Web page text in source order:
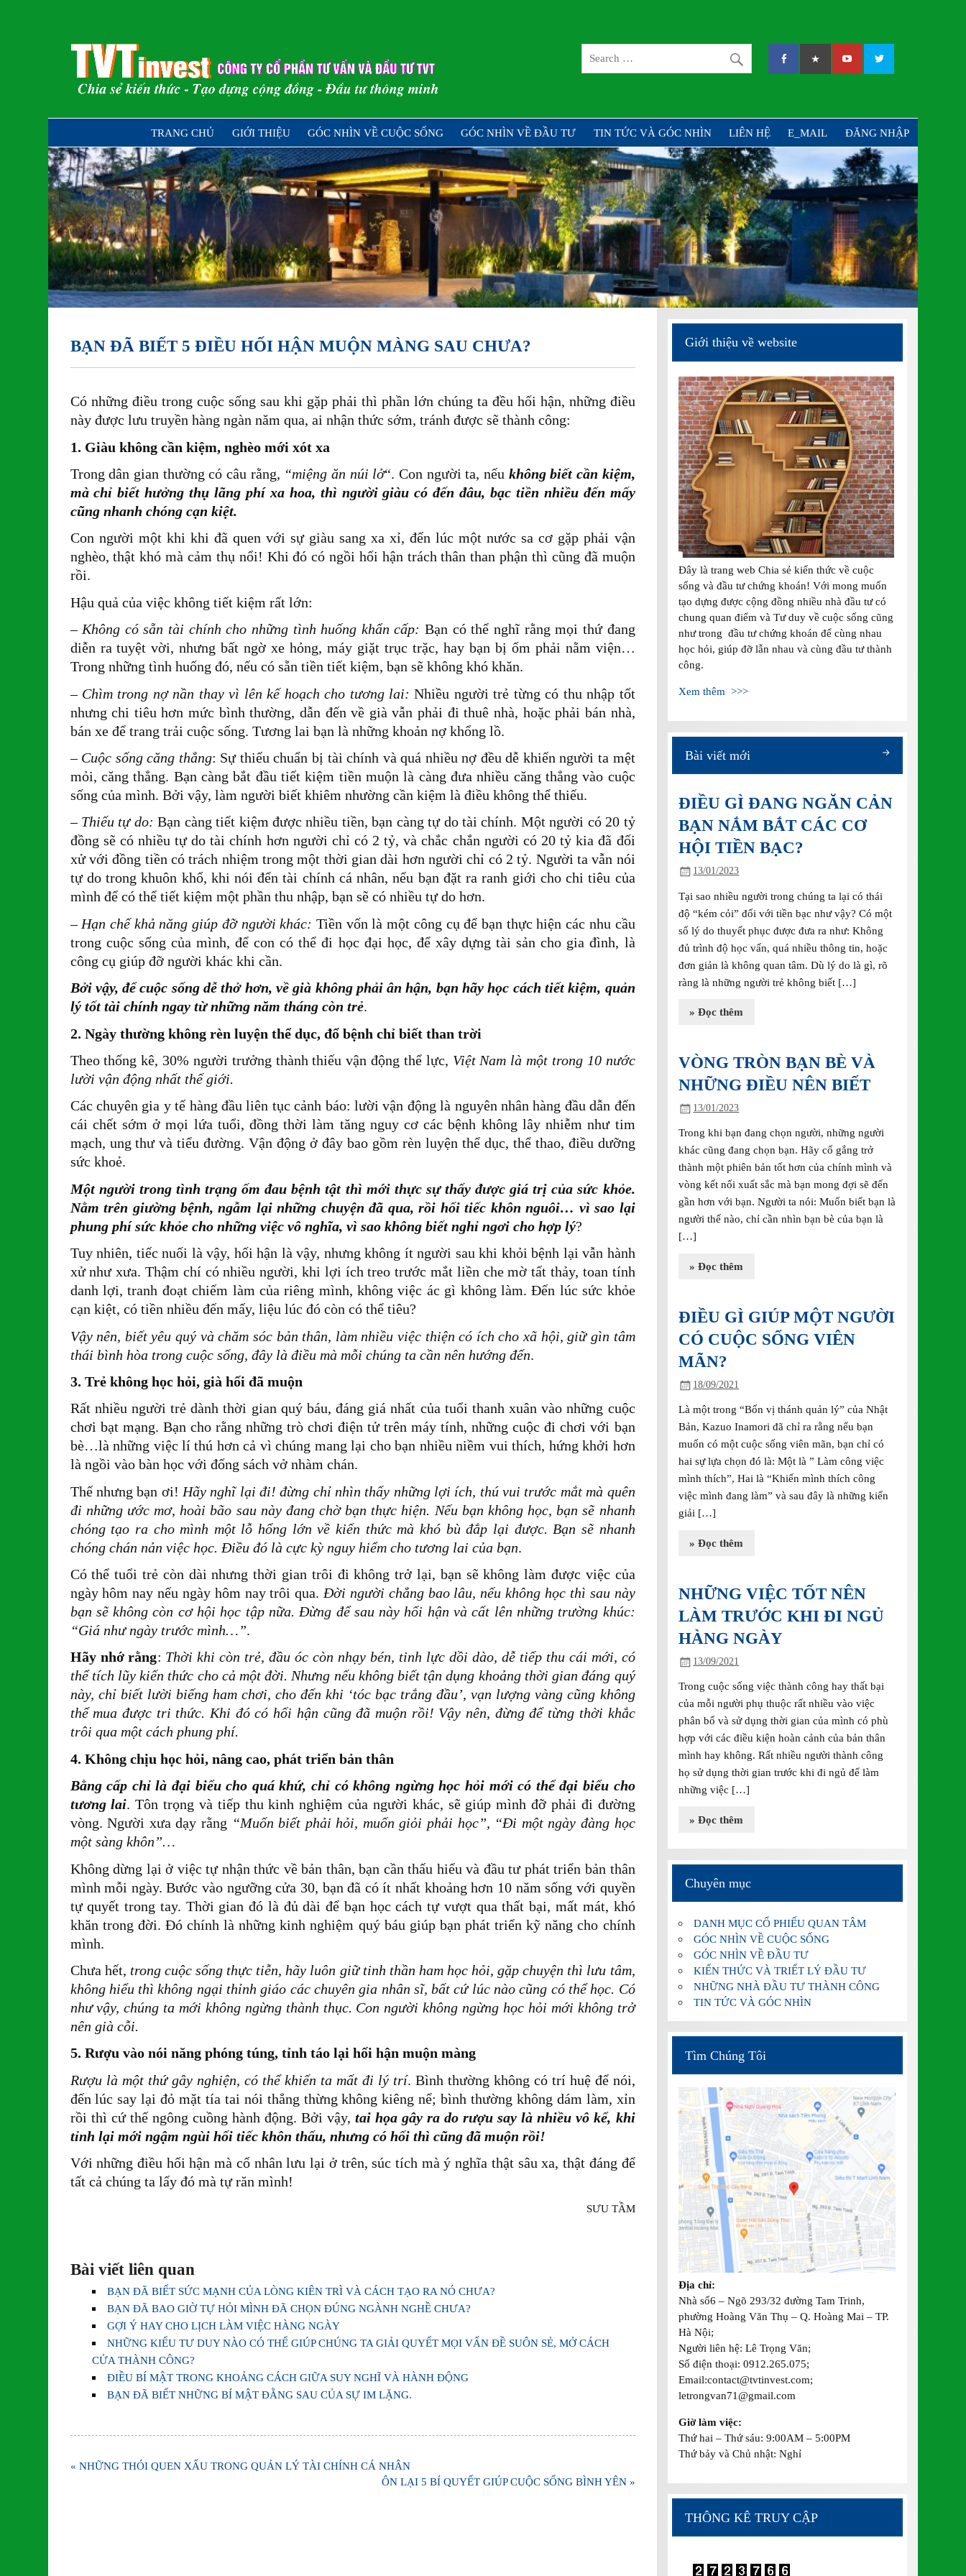
CÔNG TY CỔ PHẦN TƯ VẤN VÀ ĐẦU
TRANG CHỦ GIỚI THIỆU GÓC NHÌN VỀ CUỘC SỐNG GÓC NHÌN VỀ ĐẦU TƯ TIN TỨC VÀ GÓC NHÌN LIÊN HỆ E_MAIL ĐĂNG NHẬP
BẠN ĐÃ BIẾT 5 ĐIỀU HỐI HẬN MUỘN MÀNG SAU CHƯA?
Có những điều trong cuộc sống sau khi gặp phải thì phần lớn chúng ta đều hối hận, những điều
này được lưu truyền hàng ngàn năm qua, ai nhận thức sớm, tránh được sẽ thành công:
1. Giàu không cần kiệm, nghèo mới xót xa
Trong dân gian thường có câu rằng, “miệng ăn núi lở“. Con người ta, nếu không biết cần kiệm,
mà chỉ biết hưởng thụ lãng phí xa hoa, thì người giàu có đến đâu, bạc tiền nhiều đến mấy
cũng nhanh chóng cạn kiệt.
Con người một khi khi đã quen với sự giàu sang xa xỉ, đến lúc một nước sa cơ gặp phải vận
nghèo, thật khó mà cảm thụ nổi! Khi đó có ngồi hối hận trách thân than phận thì cũng đã muộn
rồi.
Hậu quả của việc không tiết kiệm rất lớn:
– Không có sẵn tài chính cho những tình huống khẩn cấp: Bạn có thể nghĩ rằng mọi thứ đang
diễn ra tuyệt vời, nhưng bất ngờ xe hỏng, máy giặt trục trặc, hay bạn bị ốm phải nằm viện…
Trong những tình huống đó, nếu có sẵn tiền tiết kiệm, bạn sẽ không khó khăn.
– Chìm trong nợ nần thay vì lên kế hoạch cho tương lai: Nhiều người trẻ từng có thu nhập tốt
nhưng chi tiêu hơn mức bình thường, dẫn đến về già vẫn phải đi thuê nhà, hoặc phải bán nhà,
bán xe để trang trải cuộc sống. Tương lai bạn là những khoản nợ khổng lồ.
– Cuộc sống căng thẳng: Sự thiếu chuẩn bị tài chính và quá nhiều nợ đều dễ khiến người ta mệt
mỏi, căng thẳng. Bạn càng bắt đầu tiết kiệm tiền muộn là càng đưa nhiều căng thẳng vào cuộc
sống của mình. Bởi vậy, làm người biết khiêm nhường cần kiệm là điều không thể thiếu.
– Thiếu tự do: Bạn càng tiết kiệm được nhiều tiền, bạn càng tự do tài chính. Một người có 20 tỷ
đồng sẽ có nhiều tự do tài chính hơn người chỉ có 2 tỷ, và chắc chắn người có 20 tỷ kia đã đối
xử với đồng tiền có trách nhiệm trong một thời gian dài hơn người chỉ có 2 tỷ. Người ta vẫn nói
tự do trong khuôn khổ, khi nói đến tài chính cá nhân, nếu bạn đặt ra ranh giới cho chi tiêu của
mình để có thể tiết kiệm một phần thu nhập, bạn sẽ có nhiều tự do hơn.
– Hạn chế khả năng giúp đỡ người khác: Tiền vốn là một công cụ để bạn thực hiện các nhu cầu
trong cuộc sống của mình, để con có thể đi học đại học, để xây dựng tài sản cho gia đình, là
công cụ giúp đỡ người khác khi cần.
Bởi vậy, để cuộc sống dễ thở hơn, về già không phải ân hận, bạn hãy học cách tiết kiệm, quản
lý tốt tài chính ngay từ những năm tháng còn trẻ.
2. Ngày thường không rèn luyện thể dục, đổ bệnh chỉ biết than trời
Theo thống kê, 30% người trưởng thành thiếu vận động thể lực, Việt Nam là một trong 10 nước
lười vận động nhất thế giới.
Các chuyên gia y tế hàng đầu liên tục cảnh báo: lười vận động là nguyên nhân hàng đầu dẫn đến
cái chết sớm ở mọi lứa tuổi, đồng thời làm tăng nguy cơ các bệnh không lây nhiễm như tim
mạch, ung thư và tiểu đường. Vận động ở đây bao gồm rèn luyện thể dục, thể thao, điều dưỡng
sức khoẻ.
Một người trong tình trạng ốm đau bệnh tật thì mới thực sự thấy được giá trị của sức khỏe.
Nằm trên giường bệnh, ngẫm lại những chuyện đã qua, rồi hối tiếc khôn nguôi… vì sao lại
phung phí sức khỏe cho những việc vô nghĩa, vì sao không biết nghỉ ngơi cho hợp lý?
Tuy nhiên, tiếc nuối là vậy, hối hận là vậy, nhưng không ít người sau khi khỏi bệnh lại vẫn hành
xử như xưa. Thậm chí có nhiều người, khi lợi ích treo trước mắt liền che mờ tất thảy, toan tính
danh lợi, tranh đoạt chiếm làm của riêng mình, không việc ác gì không làm. Đến lúc sức khỏe
cạn kiệt, có tiền nhiều đến mấy, liệu lúc đó còn có thể tiêu?
Vậy nên, biết yêu quý và chăm sóc bản thân, làm nhiều việc thiện có ích cho xã hội, giữ gìn tâm
thái bình hòa trong cuộc sống, đây là điều mà mỗi chúng ta cần nên hướng đến.
3. Trẻ không học hỏi, già hối đã muộn
Rất nhiều người trẻ dành thời gian quý báu, đáng giá nhất của tuổi thanh xuân vào những cuộc
chơi bạt mạng. Bạn cho rằng những trò chơi điện tử trên máy tính, những cuộc đi chơi với bạn
bè…là những việc lí thú hơn cả vì chúng mang lại cho bạn nhiều niềm vui thích, hứng khởi hơn
là ngồi vào bàn học với đống sách vở nhàm chán.
Thế nhưng bạn ơi! Hãy nghĩ lại đi! đừng chỉ nhìn thấy những lợi ích, thú vui trước mắt mà quên
đi những ước mơ, hoài bão sau này đang chờ bạn thực hiện. Nếu bạn không học, bạn sẽ nhanh
chóng tạo ra cho mình một lỗ hổng lớn về kiến thức mà khó bù đắp lại được. Bạn sẽ nhanh
chóng chán nản việc học. Điều đó là cực kỳ nguy hiểm cho tương lai của bạn.
Có thể tuổi trẻ còn dài nhưng thời gian trôi đi không trở lại, bạn sẽ không làm được việc của
ngày hôm nay nếu ngày hôm nay trôi qua.Đời người chẳng bao lâu, nếu không học thì sau này
bạn sẽ không còn cơ hội học tập nữa. Đừng để sau này hối hận và cất lên những trường khúc:
“Giá như ngày trước mình…”.
Hãy nhớ rằng: Thời khi còn trẻ, đầu óc còn nhạy bén, tinh lực dồi dào, dễ tiếp thu cái mới, có
thể tích lũy kiến thức cho cả một đời. Nhưng nếu không biết tận dụng khoảng thời gian đáng quý
này, chỉ biết lười biếng ham chơi, cho đến khi ‘tóc bạc trắng đầu’, vạn lượng vàng cũng không
thể mua được tri thức. Khi đó có hối hận cũng đã muộn rồi! Vậy nên, đừng để từng thời khắc
trôi qua một cách phung phí.
4. Không chịu học hỏi, nâng cao, phát triển bản thân
Bằng cấp chỉ là đại biểu cho quá khứ, chỉ có không ngừng học hỏi mới có thể đại biểu cho
tương lai. Tôn trọng và tiếp thu kinh nghiệm của người khác, sẽ giúp mình đỡ phải đi đường
vòng. Người xưa dạy rằng “Muốn biết phải hỏi, muốn giỏi phải học”, “Đi một ngày đàng học
một sàng khôn”…
Không dừng lại ở việc tự nhận thức về bản thân, bạn cần thấu hiểu và đầu tư phát triển bản thân
mình mỗi ngày. Bước vào ngưỡng cửa 30, bạn đã có ít nhất khoảng hơn 10 năm sống với quyền
tự quyết trong tay. Thời gian đó là đủ dài để bạn học cách tự vượt qua thất bại, mất mát, khó
khăn trong đời. Đó chính là những kinh nghiệm quý báu giúp bạn phát triển kỹ năng cho chính
mình.
Chưa hết, trong cuộc sống thực tiễn, hãy luôn giữ tinh thần ham học hỏi, gặp chuyện thì lưu tâm,
không hiểu thì không ngại thỉnh giáo các chuyên gia nhân sĩ, bất cứ lúc nào cũng có thể học. Có
như vậy, chúng ta mới không ngừng thành thục. Con người không ngừng học hỏi mới không trở
nên già cỗi.
5. Rượu vào nói năng phóng túng, tỉnh táo lại hối hận muộn màng
Rượu là một thứ gây nghiện, có thể khiến ta mất đi lý trí. Bình thường không có trí huệ để nói,
đến lúc say lại đỏ mặt tía tai nói thẳng thừng không kiêng nể; bình thường không dám làm, xỉn
rồi thì cứ thế ngông cuồng hành động. Bởi vậy,tai họa gây ra do rượu say là nhiều vô kể, khi
tỉnh lại mới ngậm ngùi hối tiếc khôn thấu, nhưng có hối thì cũng đã muộn rồi!
Với những điều hối hận mà cổ nhân lưu lại ở trên, súc tích mà ý nghĩa thật sâu xa, thật đáng để
tất cả chúng ta lấy đó mà tự răn mình!
SƯU TẦM
Bài viết liên quan
BẠN ĐÃ BIẾT SỨC MẠNH CỦA LÒNG KIÊN TRÌ VÀ CÁCH TẠO RA NÓ CHƯA?
BẠN ĐÃ BAO GIỜ TỰ HỎI MÌNH ĐÃ CHỌN ĐÚNG NGÀNH NGHỀ CHƯA?
GỢI Ý HAY CHO LỊCH LÀM VIỆC HÀNG NGÀY
NHỮNG KIỂU TƯ DUY NÀO CÓ THỂ GIÚP CHÚNG TA GIẢI QUYẾT MỌI VẤN ĐỀ SUÔN SẺ, MỞ CÁCH
CỬA THÀNH CÔNG?
ĐIỀU BÍ MẬT TRONG KHOẢNG CÁCH GIỮA SUY NGHĨ VÀ HÀNH ĐỘNG
BẠN ĐÃ BIẾT NHỮNG BÍ MẬT ĐẰNG SAU CỦA SỰ IM LẶNG.
Điều
« NHỮNG THÓI QUEN XẤU TRONG QUẢN LÝ TÀI CHÍNH CÁ NHÂN
ÔN LẠI 5 BÍ QUYẾT GIÚP CUỘC SỐNG BÌNH YÊN »
Giới thiệu về website
Đây là trang web Chia sẻ kiến thức về cuộc
sống và đầu tư chứng khoán! Với mong muốn
tạo dựng được cộng đồng nhiều nhà đầu tư có
chung quan điểm và Tư duy về cuộc sống cũng
như trong đầu tư chứng khoán để cùng nhau
học hỏi, giúp đỡ lẫn nhau và cùng đầu tư thành
công.
Xem thêm >>>
Bài viết mới
ĐIỀU GÌ ĐANG NGĂN CẢN
BẠN NẮM BẮT CÁC CƠ
HỘI TIỀN BẠC?
13/01/2023
Tại sao nhiều người trong chúng ta lại có thái
độ “kém cỏi” đối với tiền bạc như vậy? Có một
số lý do thuyết phục được đưa ra như: Không
đủ trình độ học vấn, quá nhiều thông tin, hoặc
đơn giản là không quan tâm. Dù lý do là gì, rõ
ràng là những người trẻ không biết […]
» Đọc thêm
VÒNG TRÒN BẠN BÈ VÀ
NHỮNG ĐIỀU NÊN BIẾT
13/01/2023
Trong khi bạn đang chọn người, những người
khác cũng đang chọn bạn. Hãy cố gắng trở
thành một phiên bản tốt hơn của chính mình và
vòng kết nối xuất sắc mà bạn mong đợi sẽ đến
gần hơn với bạn. Người ta nói: Muốn biết bạn là
người thế nào, chỉ cần nhìn bạn bè của bạn là
[…]
» Đọc thêm
ĐIỀU GÌ GIÚP MỘT NGƯỜI
CÓ CUỘC SỐNG VIÊN
MÃN?
18/09/2021
Là một trong “Bốn vị thánh quản lý” của Nhật
Bản, Kazuo Inamori đã chỉ ra rằng nếu bạn
muốn có một cuộc sống viên mãn, bạn chỉ có
hai sự lựa chọn đó là: Một là ” Làm công việc
mình thích”, Hai là “Khiến mình thích công
việc mình đang làm” và sau đây là những kiến
giải […]
» Đọc thêm
NHỮNG VIỆC TỐT NÊN
LÀM TRƯỚC KHI ĐI NGỦ
HÀNG NGÀY
13/09/2021
Trong cuộc sống việc thành công hay thất bại
của mỗi người phụ thuộc rất nhiều vào việc
phân bổ và sử dụng thời gian của mình có phù
hợp với các điều kiện hoàn cảnh của bản thân
mình hay không. Rất nhiều người thành công
họ sử dụng thời gian trước khi đi ngủ để làm
những việc […]
» Đọc thêm
Chuyên mục
DANH MỤC CỔ PHIẾU QUAN TÂM
GÓC NHÌN VỀ CUỘC SỐNG
GÓC NHÌN VỀ ĐẦU TƯ
KIẾN THỨC VÀ TRIẾT LÝ ĐẦU TƯ
NHỮNG NHÀ ĐẦU TƯ THÀNH CÔNG
TIN TỨC VÀ GÓC NHÌN
Tìm Chúng Tôi
Địa chỉ:
Nhà số6 – Ngõ 293/32 đường Tam Trinh,
phường Hoàng Văn Thụ – Q. Hoàng Mai – TP.
Hà Nội;
Người liên hệ: Lê Trọng Văn;
Số điện thoại: 0912.265.075;
Email:contact@tvtinvest.com;
letrongvan71@gmail.com
Giờ làm việc:
Thứ hai – Thứ sáu: 9:00AM – 5:00PM
Thứ bảy và Chủ nhật: Nghỉ
THÔNG KÊ TRUY CẬP